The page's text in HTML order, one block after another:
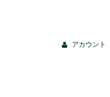
アカウント